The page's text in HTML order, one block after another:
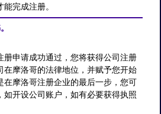
完成注册。
册申请成功通过，您将获得公司注册
在摩洛哥的法律地位，并赋予您开始
在摩洛哥注册企业的最后一步，您可
如开设公司账户，如有必要获得执照